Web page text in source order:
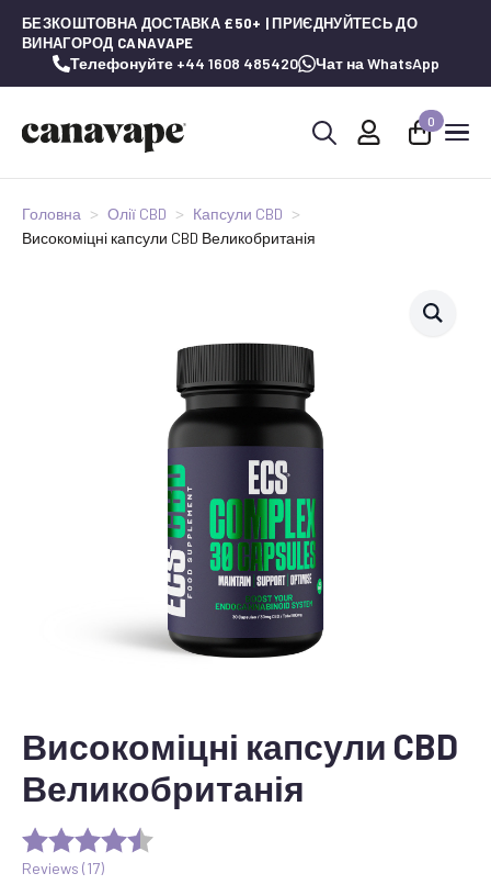
БЕЗКОШТОВНА ДОСТАВКА £50+ | ПРИЄДНУЙТЕСЬ ДО
ВИНАГОРОД CANAVAPE
Телефонуйте +44 1608 485420 Чат на WhatsApp
0
Головна Олії CBD
Капсули CBD
Високоміцні капсули CBD Великобританія
Високоміцні капсули CBD
Великобританія
Reviews (17)